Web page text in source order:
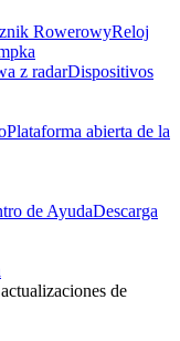
RowerowyReloj
z radarDispositivos
Plataforma abierta de la
de AyudaDescarga
de